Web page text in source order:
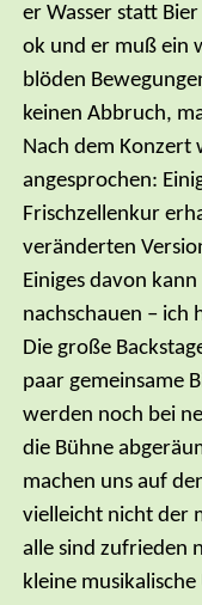
er Wasser statt
ok und er muß ein
blöden
keinen Abbruch,
Nach dem Konzert
angesprochen:
Frischzellenkur
veränderten
Einiges davon
nachschauen – ich
Die große
paar gemeinsame
werden noch bei
die Bühne
machen uns auf
vielleicht nicht der
alle sind zufrieden
kleine